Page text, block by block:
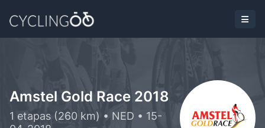
Amstel Gold Race 2018
1 etapas (260 km) • NED • 15-